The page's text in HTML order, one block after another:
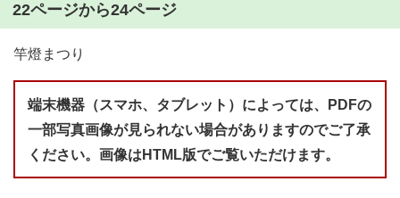
22ページから24ページ
竿燈まつり
端末機器（スマホ、タブレット）によっては、PDFの
一部写真画像が見られない場合がありますのでご了承
ください。画像はHTML版でご覧いただけます。